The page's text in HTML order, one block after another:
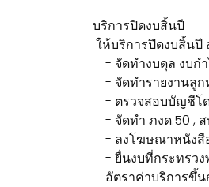
บริการปิดงบสิ้นปี
ให้บริการปิดงบสิ้นปี
- จัดทำงบดุล งบก
- จัดทำรายงานลูก
- ตรวจสอบบัญชีโ
- จัดทำ ภงด.50 ,
- ลงโฆษณาหนังสื
- ยื่นงบที่กระทรว
อัตราค่าบริการขึ้น